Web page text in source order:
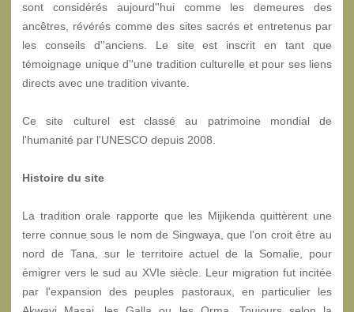
sont considérés aujourd''hui comme les demeures des
ancêtres, révérés comme des sites sacrés et entretenus par
les conseils d''anciens. Le site est inscrit en tant que
témoignage unique d''une tradition culturelle et pour ses liens
directs avec une tradition vivante.
Ce site culturel est classé au patrimoine mondial de
l'humanité par l'UNESCO depuis 2008.
Histoire du site
La tradition orale rapporte que les Mijikenda quittèrent une
terre connue sous le nom de Singwaya, que l'on croit être au
nord de Tana, sur le territoire actuel de la Somalie, pour
émigrer vers le sud au XVIe siècle. Leur migration fut incitée
par l'expansion des peuples pastoraux, en particulier les